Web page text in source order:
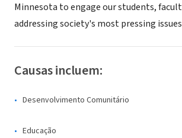
Minnesota to engage our students,
addressing society's most pressing
Causas incluem:
Desenvolvimento Comunitário
Educação